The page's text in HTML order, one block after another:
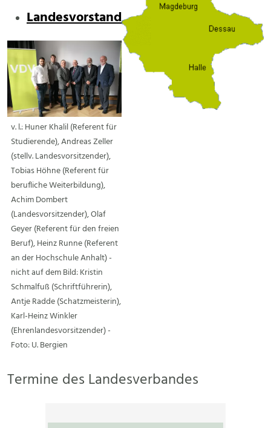
Landesvorstand
v. l.: Huner Khalil (Referent für
Studierende), Andreas Zeller
(stellv. Landesvorsitzender),
Tobias Höhne (Referent für
berufliche Weiterbildung),
Achim Dombert
(Landesvorsitzender), Olaf
Geyer (Referent für den freien
Beruf), Heinz Runne (Referent
an der Hochschule Anhalt) -
nicht auf dem Bild: Kristin
Schmalfuß (Schriftführerin),
Antje Radde (Schatzmeisterin),
Karl-Heinz Winkler
(Ehrenlandesvorsitzender) -
Foto: U. Bergien
Termine des Landesverbandes